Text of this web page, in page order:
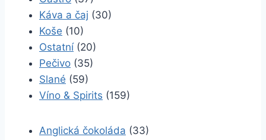
Káva a čaj (30)
Koše (10)
Ostatní (20)
Pečivo (35)
Slané (59)
Víno & Spirits (159)
Anglická čokoláda (33)